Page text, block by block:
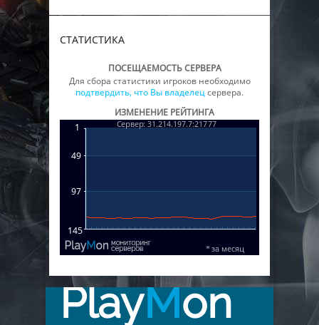
СТАТИСТИКА
ПОСЕЩАЕМОСТЬ СЕРВЕРА
Для сбора статистики игроков необходимо
подтвердить, что Вы владелецсервера.
ИЗМЕНЕНИЕ РЕЙТИНГА
PlayMon